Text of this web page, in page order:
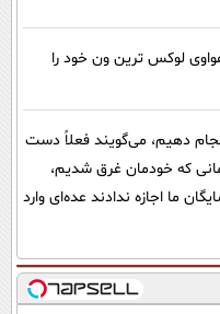
523 اسب بخار؛ هواوی لوکس ترین ون خود را
دهیم، می‌گویند فعلاً دست
که خودمان غرق شدیم،
ما اجازه ندادند عده‌ای وارد